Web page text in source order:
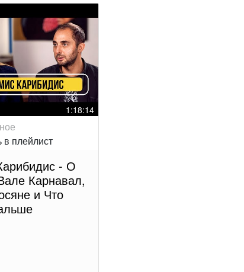
1:18:14
- О
Карнавал,
и Что